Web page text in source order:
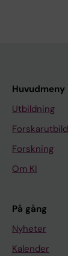
Huvudmeny
Utbildning
Forskning
Om KI
På gång
Nyheter
Kalender